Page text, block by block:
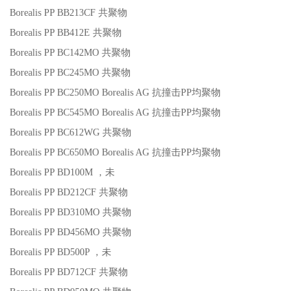
Borealis PP BB213CF 共聚物
Borealis PP BB412E 共聚物
Borealis PP BC142MO 共聚物
Borealis PP BC245MO 共聚物
Borealis PP BC250MO Borealis AG 抗撞击PP均聚物
Borealis PP BC545MO Borealis AG 抗撞击PP均聚物
Borealis PP BC612WG 共聚物
Borealis PP BC650MO Borealis AG 抗撞击PP均聚物
Borealis PP BD100M
，未
Borealis PP BD212CF 共聚物
Borealis PP BD310MO 共聚物
Borealis PP BD456MO 共聚物
Borealis PP BD500P
，未
Borealis PP BD712CF 共聚物